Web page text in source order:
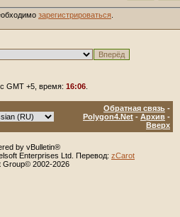
зарегистрироваться
GMT +5, время: 16:06
Обратная связь -
Polygon4.Net - Архив -
Вверх
by vBulletin®
Enterprises Ltd. Перевод: zCarot
Group© 2002-2026